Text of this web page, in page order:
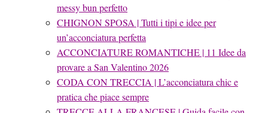
messy bun perfetto
CHIGNON SPOSA | Tutti i tipi e idee per
un’acconciatura perfetta
ACCONCIATURE ROMANTICHE | 11 Idee da
provare a San Valentino 2026
CODA CON TRECCIA | L’acconciatura chic e
pratica che piace sempre